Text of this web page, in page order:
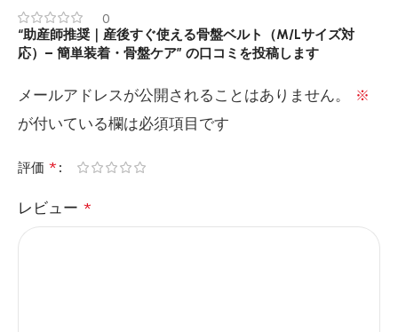
0
“助産師推奨｜産後すぐ使える骨盤ベルト（M/Lサイズ対
応）– 簡単装着・骨盤ケア” の口コミを投稿します
メールアドレスが公開されることはありません。 ※
が付いている欄は必須項目です
評価 *
レビュー *